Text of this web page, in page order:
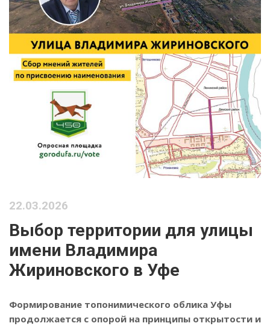
22.03.2026
Выбор территории для улицы
имени Владимира
Жириновского в Уфе
Формирование топонимического облика Уфы
продолжается с опорой на принципы открытости и